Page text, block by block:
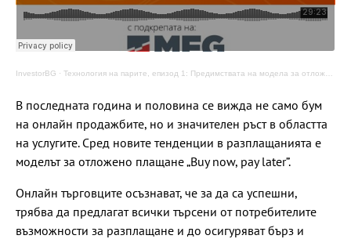
InvestorBG · Технология на парите, епизод 1: Предимствата на модела за отложено плащане Buy now, pay later
В последната година и половина се вижда не само бум
на онлайн продажбите, но и значителен ръст в областта
на услугите. Сред новите тенденции в разплащанията е
моделът за отложено плащане „Buy now, pay later”.
Онлайн търговците осъзнават, че за да са успешни,
трябва да предлагат всички търсени от потребителите
възможности за разплащане и до осигуряват бърз и